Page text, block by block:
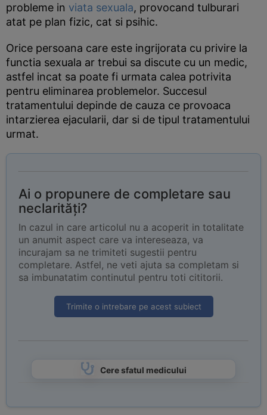
probleme in viata sexuala, provocand tulburari
atat pe plan fizic, cat si psihic.
Orice persoana care este ingrijorata cu privire la
functia sexuala ar trebui sa discute cu un medic,
astfel incat sa poate fi urmata calea potrivita
pentru eliminarea problemelor. Succesul
tratamentului depinde de cauza ce provoaca
intarzierea ejacularii, dar si de tipul tratamentului
urmat.
Ai o propunere de completare sau
neclarități?
In cazul in care articolul nu a acoperit in totalitate
un anumit aspect care va intereseaza, va
incurajam sa ne trimiteti sugestii pentru
completare. Astfel, ne veti ajuta sa completam si
sa imbunatatim continutul pentru toti cititorii.
Trimite o intrebare pe acest subiect
Cere sfatul medicului